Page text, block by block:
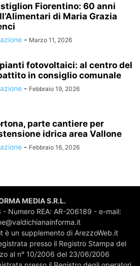
Fiorentino: 60 anni
di Maria Grazia
- Marzo 11, 2026
fotovoltaici: al centro del
in consiglio comunale
- Febbraio 19, 2026
parte cantiere per
idrica area Vallone
- Febbraio 16, 2026
MEDIA S.R.L.
Numero REA: AR-206189 - e-mail:
è un supplemento di ArezzoWeb.it
presso il Registro Stampa del
al n° 10/2006 del 23/06/2006